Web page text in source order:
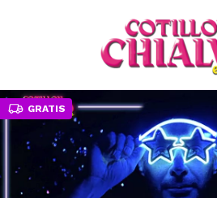
GRATIS